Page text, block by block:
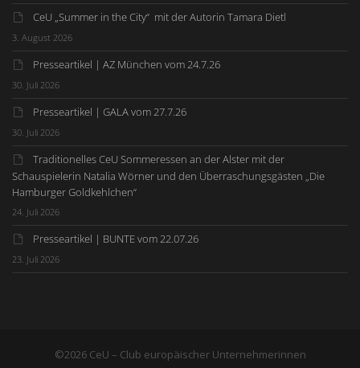
CeU „Summer in the City“ mit der Autorin Tamara Dietl
3. August 2026
Presseartikel | AZ München vom 24.7.26
30. Juli 2026
Presseartikel | GALA vom 27.7.26
30. Juli 2026
Traditionelles CeU Sommeressen an der Alster mit der
Schauspielerin Natalia Wörner und den Überraschungsgästen „Die
Hamburger Goldkehlchen“
24. Juli 2026
Presseartikel | BUNTE vom 22.07.26
23. Juli 2026
©2026 CeU – Club europäischer Unternehmerinnen